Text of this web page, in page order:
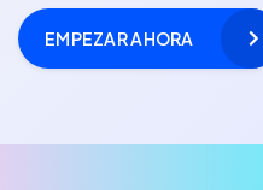
EMPEZAR AHORA